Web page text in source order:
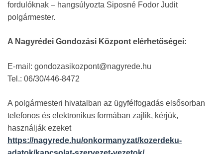
fordulóknak – hangsúlyozta Siposné Fodor Judit
polgármester.
A Nagyrédei Gondozási Központ elérhetőségei:
E-mail: gondozasikozpont@nagyrede.hu
Tel.: 06/30/446-8472
A polgármesteri hivatalban az ügyfélfogadás elsősorban
telefonos és elektronikus formában zajlik, kérjük,
használják ezeket
https://nagyrede.hu/onkormanyzat/kozerdeku-